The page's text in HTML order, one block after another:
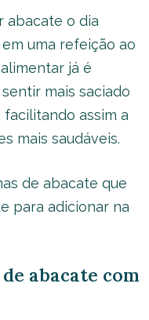
abacate o dia
uma refeição ao
já é
mais saciado
assim a
mais saudáveis.
de abacate que
para adicionar na
abacate com